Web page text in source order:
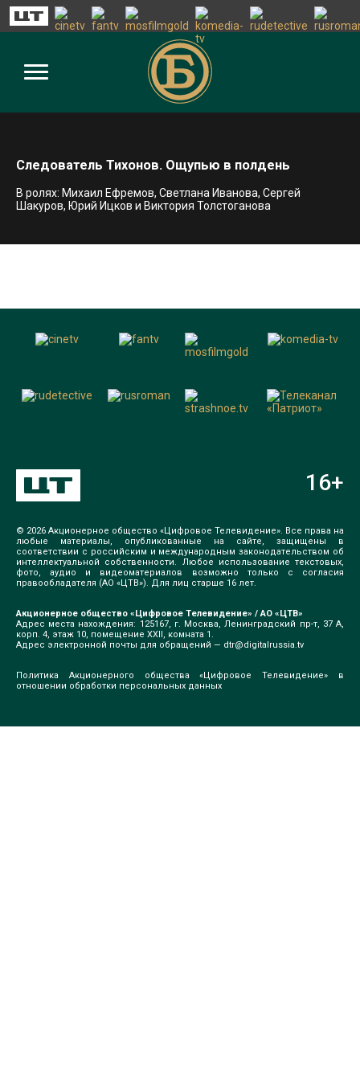
Следователь Тихонов. Ощупью в полдень
В ролях: Михаил Ефремов, Светлана Иванова, Сергей
Шакуров, Юрий Ицков и Виктория Толстоганова
© 2026 Акционерное общество «Цифровое Телевидение». Все права на
любые материалы, опубликованные на сайте, защищены в
соответствии с российским и международным законодательством об
интеллектуальной собственности. Любое использование текстовых,
фото, аудио и видеоматериалов возможно только с согласия
правообладателя (АО «ЦТВ»). Для лиц старше 16 лет.
Акционерное общество «Цифровое Телевидение» / АО «ЦТВ»
Адрес места нахождения: 125167, г. Москва, Ленинградский пр-т, 37 А,
корп. 4, этаж 10, помещение XXII, комната 1.
Адрес электронной почты для обращений — dtr@digitalrussia.tv
Политика Акционерного общества «Цифровое Телевидение» в
отношении обработки персональных данных
16+